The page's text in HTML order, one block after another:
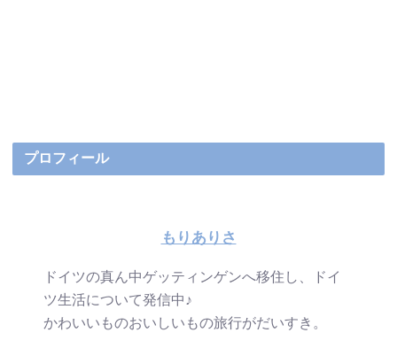
プロフィール
もりありさ
ドイツの真ん中ゲッティンゲンへ移住し、ドイ
ツ生活について発信中♪
かわいいものおいしいもの旅行がだいすき。